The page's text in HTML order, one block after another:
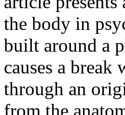
the body in
built around a
causes a
through an
from the